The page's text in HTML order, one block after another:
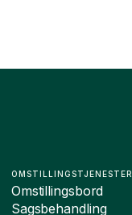
OMSTILLINGSTJENESTER
Omstillingsbord
Sagsbehandling